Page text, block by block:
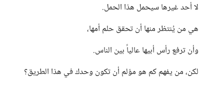
لا أحد غيرها سيحمل هذا الحمل.
هي من يُنتظر منها أن تحقق حلم أمها،
وأن ترفع رأس أبيها عالياً بين الناس.
لكن، من يفهم كم هو مؤلم أن تكون وحدك في هذا الطريق؟